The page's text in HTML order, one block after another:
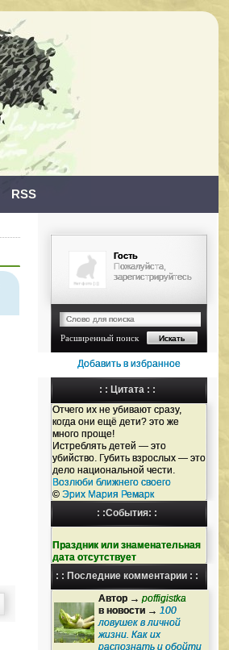
RSS
Гость
Пожалуйста,
зарегистрируйтесь
Расширенный поиск
Добавить в избранное
: : Цитата : :
Отчего их не убивают сразу,
когда они ещё дети? это же
много проще!
Истреблять детей — это
убийство. Губить взрослых — это
дело национальной чести.
Возлюби ближнего своего
© Эрих Мария Ремарк
: :События: :
Праздник или знаменательная
дата отсутствует
: : Последние комментарии : :
Автор → poffigistka
в новости → 100
ловушек в личной
жизни. Как их
распознать и обойти